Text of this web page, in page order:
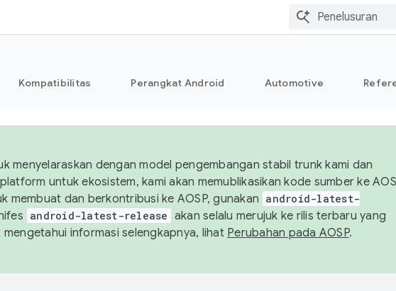
Kompatibilitas Perangkat Android Automotive
menyelaraskan dengan model pengembangan stabil trunk kami dan
untuk ekosistem, kami akan memublikasikan kode sumber ke
membuat dan berkontribusi ke AOSP, gunakan android-latest-
android-latest-release akan selalu merujuk ke rilis terbaru yang
mengetahui informasi selengkapnya, lihat Perubahan pada AOSP.